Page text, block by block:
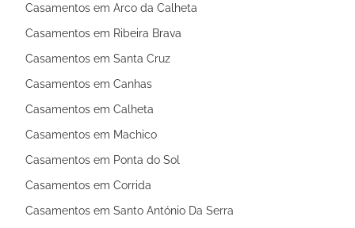
Casamentos em Arco da Calheta
Casamentos em Ribeira Brava
Casamentos em Santa Cruz
Casamentos em Canhas
Casamentos em Calheta
Casamentos em Machico
Casamentos em Ponta do Sol
Casamentos em Corrida
Casamentos em Santo António Da Serra